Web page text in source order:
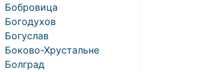
Бобровица
Богодухов
Богуслав
Боково-Хрустальне
Болград